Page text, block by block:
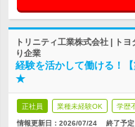
トリニティ工業株式会社 | ト
り企業
経験を活かして働ける！
★
正社員 業種未経験OK 学歴
情報更新日：2026/07/24 終了予定